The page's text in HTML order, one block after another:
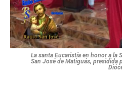
La santa Eucaristía en honor a la
San José de Matiguás, presidida